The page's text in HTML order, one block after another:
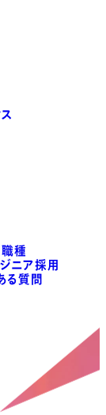
種
ニア採用
る質問